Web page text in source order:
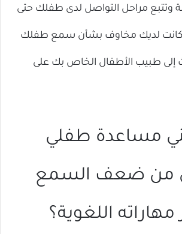
وتتبع مراحل التواصل لدى طفلك حتى
كانت لديك مخاوف بشأن سمع طفلك
إلى طبيب الأطفال الخاص بك على
مساعدة طفلي
من ضعف السمع
اللغوية؟